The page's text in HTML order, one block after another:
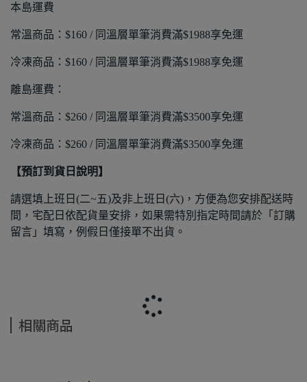
本島運費
常溫商品：$160 / 同溫層單筆消費滿$1988享免運
冷凍商品：$160 / 同溫層單筆消費滿$1988享免運
離島運費：
常溫商品：$260 / 同溫層單筆消費滿$3500享免運
冷凍商品：$260 / 同溫層單筆消費滿$3500享免運
【預訂到貨日說明】
請選填上班日(二~五)及非上班日(六)，方便為您安排配送時
間，宅配日依配貨量安排，如果需特別指定時間請於「訂購
留言」填寫，例假日僅接單不出貨。
相關商品